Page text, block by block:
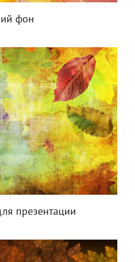
фон
презентации